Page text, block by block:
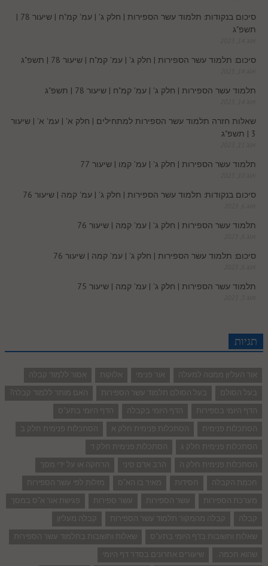
k
סיכום בנקודות: תלמוד עשר הספירות | חלק ג' | עמ' קמ"ח | שיעור 78 |
תשפ"ג
סיכום: תלמוד עשר הספירות | חלק ג' | עמ' קמ"ח | שיעור 78 | תשפ"ג
תלמוד עשר הספירות | חלק ג' | עמ' קמ"ח | שיעור 78 | תשפ"ג
שאלות חזרה תלמוד עשר הספירות למתחילים | חלק א' | עמ' א' | שיעור
3 | תשפ"ג
תלמוד עשר הספירות | חלק ג' | עמ' קמו | שיעור 77
סיכום בנקודות: תלמוד עשר הספירות | חלק ג' | עמ' קמה | שיעור 76
תלמוד עשר הספירות | חלק ג' | עמ' קמה | שיעור 76
סיכום: תלמוד עשר הספירות | חלק ג' | עמ' קמה | שיעור 76
תלמוד עשר הספירות | חלק ג' | עמ' קמה | שיעור 75
תגיות
אור העליון ממטה למעלה אור פנימי אלוקות
אסור ללמוד קבלה
בעל הסולם
בעל הסולם תלמוד עשר הספירות
האם מותר ללמוד קבלה?
הדף היומי בספירות
הדף היומי בקבלה
הדף היומי בתע"ס
הסתכלות פנימית
הסתכלות פנימית חלק א
הסתכלות פנימית חלק ב
הסתכלות פנימית חלק ג
הסתכלות פנימית חלק ד
הסתכלות פנימית חלק ה
הרב אדם סיני
הרחקה או על ידי מסך
חכמת הקבלה
חסידות מאיר בו הא"ס
מזלות לפי עשר הספירות
מערכת הספירות
עשר הספירות עשר ספירות
פגישת אור א"ס במסך
קבלה
קבלה מהמקור תלמוד עשר הספירות
קבלה מעליון
שאלות ותשובות בדף היומי בתע"ס
שאלות ותשובות בתלמוד עשר הספירות
שהוא חכמה.
שיעורים אחרונים בסדר דף היומי